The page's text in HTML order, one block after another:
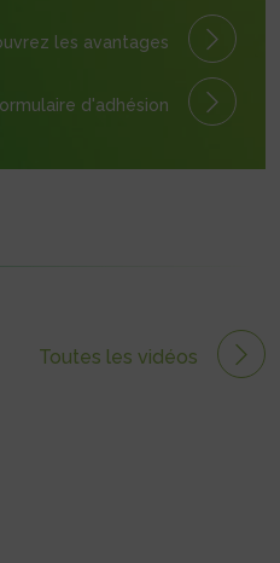
les avantages
d'adhésion
Toutes les vidéos